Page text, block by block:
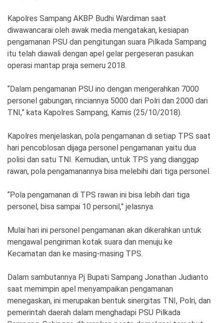
Copyright
2026
News
Indonesia
.
Reserve
Kapolres Sampang AKBP Budhi Wardiman saat
diwawancarai oleh awak media mengatakan, kesiapan
pengamanan PSU dan pengitungan suara Pilkada Sampang
itu telah diawali dengan apel gelar pergeseran pasukan
operasi mantap praja semeru 2018.
“Dalam pengamanan PSU ino dengan mengerahkan 7000
personel gabungan, rinciannya 5000 dari Polri dan 2000 dari
TNI,” kata Kapolres Sampang, Kamis (25/10/2018).
Kapolres menjelaskan, pola pengamanan di setiap TPS saat
hari pencoblosan dijaga personel pengamanan yaitu dua
polisi dan satu TNI. Kemudian, untuk TPS yang dianggap
rawan, pola pengamanannya bisa melebihi dari tiga personel.
“Pola pengamanan di TPS rawan ini bisa lebih dari tiga
personel, bisa sampai 10 personil,” jelasnya.
Mulai hari ini personel pengamanan akan dikerahkan untuk
mengawal pengiriman kotak suara dan menuju ke
Kecamatan dan ke masing-masing TPS.
Dalam sambutannya Pj Bupati Sampang Jonathan Judianto
saat memimpin apel menyampaikan pengamanan
menegaskan, ini merupakan bentuk sinergitas TNI, Polri, dan
pemerintah daerah dalam menghadapi PSU Pilkada